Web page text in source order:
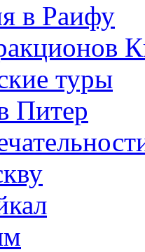
в Раифу
туры
Питер